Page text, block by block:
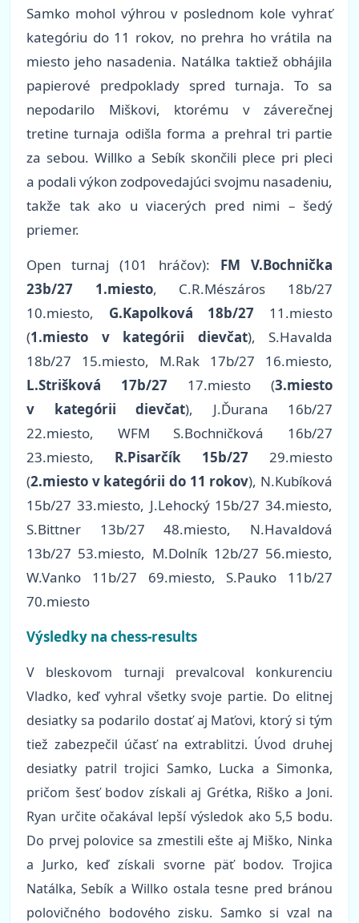
Samko mohol výhrou v poslednom kole vyhrať
kategóriu do 11 rokov, no prehra ho vrátila na
miesto jeho nasadenia. Natálka taktiež obhájila
papierové predpoklady spred turnaja. To sa
nepodarilo Miškovi, ktorému v záverečnej
tretine turnaja odišla forma a prehral tri partie
za sebou. Willko a Sebík skončili plece pri pleci
a podali výkon zodpovedajúci svojmu nasadeniu,
takže tak ako u viacerých pred nimi – šedý
priemer.
Open turnaj (101 hráčov): FM V.Bochnička
23b/27 1.miesto, C.R.Mészáros 18b/27
10.miesto, G.Kapolková 18b/27 11.miesto
(1.miesto v kategórii dievčat), S.Havalda
18b/27 15.miesto, M.Rak 17b/27 16.miesto,
L.Strišková 17b/27 17.miesto (3.miesto
v kategórii dievčat), J.Ďurana 16b/27
22.miesto, WFM S.Bochničková 16b/27
23.miesto, R.Pisarčík 15b/27 29.miesto
(2.miesto v kategórii do 11 rokov), N.Kubíková
15b/27 33.miesto, J.Lehocký 15b/27 34.miesto,
S.Bittner 13b/27 48.miesto, N.Havaldová
13b/27 53.miesto, M.Dolník 12b/27 56.miesto,
W.Vanko 11b/27 69.miesto, S.Pauko 11b/27
70.miesto
Výsledky na chess-results
V bleskovom turnaji prevalcoval konkurenciu
Vladko, keď vyhral všetky svoje partie. Do elitnej
desiatky sa podarilo dostať aj Maťovi, ktorý si tým
tiež zabezpečil účasť na extrablitzi. Úvod druhej
desiatky patril trojici Samko, Lucka a Simonka,
pričom šesť bodov získali aj Grétka, Riško a Joni.
Ryan určite očakával lepší výsledok ako 5,5 bodu.
Do prvej polovice sa zmestili ešte aj Miško, Ninka
a Jurko, keď získali svorne päť bodov. Trojica
Natálka, Sebík a Willko ostala tesne pred bránou
polovičného bodového zisku. Samko si vzal na